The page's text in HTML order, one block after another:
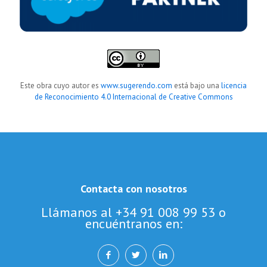
Este obra cuyo autor es www.sugerendo.com está bajo una licencia
de Reconocimiento 4.0 Internacional de Creative Commons
Contacta con nosotros
Llámanos al +34 91 008 99 53 o
encuéntranos en: